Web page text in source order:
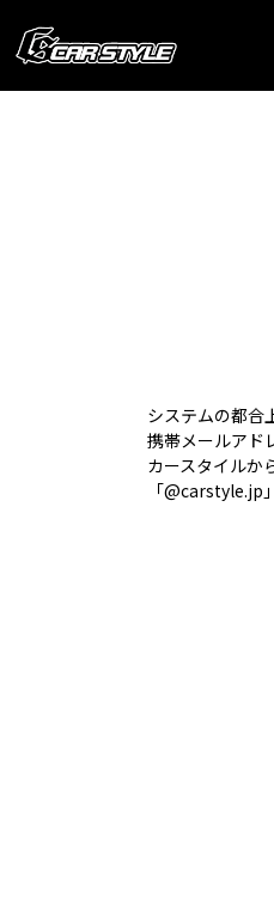
システムの都合
携帯メールアド
カースタイルか
「@carstyle.jp